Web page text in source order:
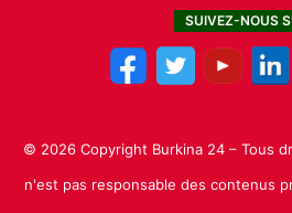
SUIVEZ-NOUS
© 2026 Copyright Burkina 24 – Tous
n'est pas responsable des contenus